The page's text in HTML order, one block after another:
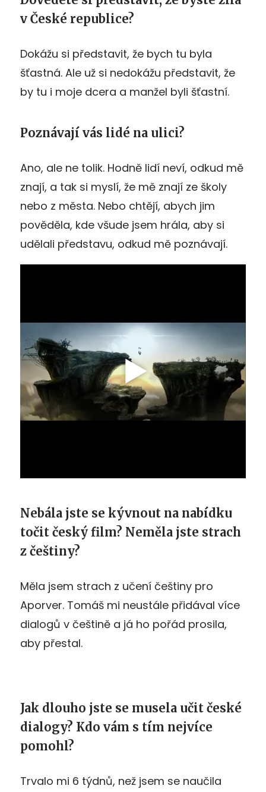
v České republice?
Dokážu si představit, že bych tu byla
šťastná. Ale už si nedokážu představit, že
by tu i moje dcera a manžel byli šťastní.
Poznávají vás lidé na ulici?
Ano, ale ne tolik. Hodně lidí neví, odkud mě
znají, a tak si myslí, že mě znají ze školy
nebo z města. Nebo chtějí, abych jim
pověděla, kde všude jsem hrála, aby si
udělali představu, odkud mě poznávají.
Nebála jste se kývnout na nabídku
točit český film? Neměla jste strach
z češtiny?
Měla jsem strach z učení češtiny pro
Aporver. Tomáš mi neustále přidával více
dialogů v češtině a já ho pořád prosila,
aby přestal.
Jak dlouho jste se musela učit české
dialogy? Kdo vám s tím nejvíce
pomohl?
Trvalo mi 6 týdnů, než jsem se naučila